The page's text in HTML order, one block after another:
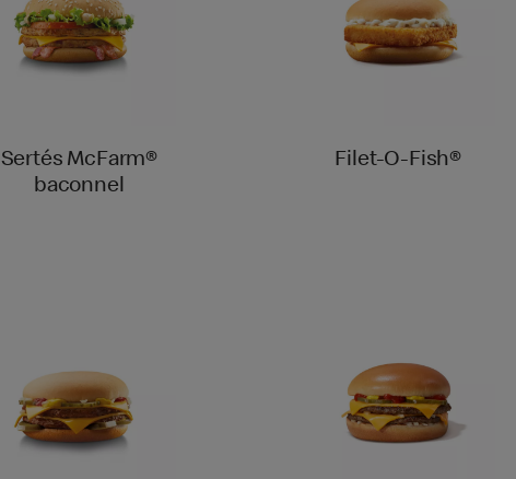
Sertés McFarm®
baconnel
Filet-O-Fish®